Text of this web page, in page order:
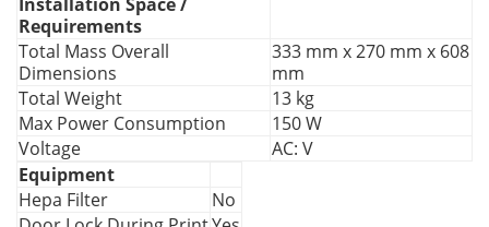
Requirements
Total Mass Overall
Dimensions
333 mm x 270 mm x 608
mm
Total Weight
13 kg
Max Power Consumption
150 W
Voltage
AC: V
Equipment
Hepa Filter
No